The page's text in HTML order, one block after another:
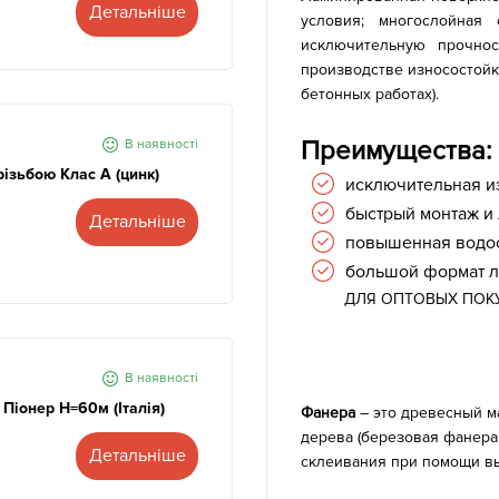
Детальніше
В наявності
Клас А (цинк)
Детальніше
В наявності
Н=60м (Італія)
Детальніше
условия;
исключительную
производстве
бетонных работах).
Преимущества:
исключительная
быстрый монтаж и
повышенная
большой формат
ДЛЯ ОПТОВЫХ
Фанера – это древесный
дерева (березовая
склеивания при помощи